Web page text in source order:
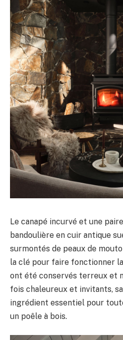
Le canapé incurvé et une
bandoulière en cuir antique
surmontés de peaux de
la clé pour faire fonctionner
ont été conservés terreux et
fois chaleureux et invitants,
ingrédient essentiel pour
un poêle à bois.